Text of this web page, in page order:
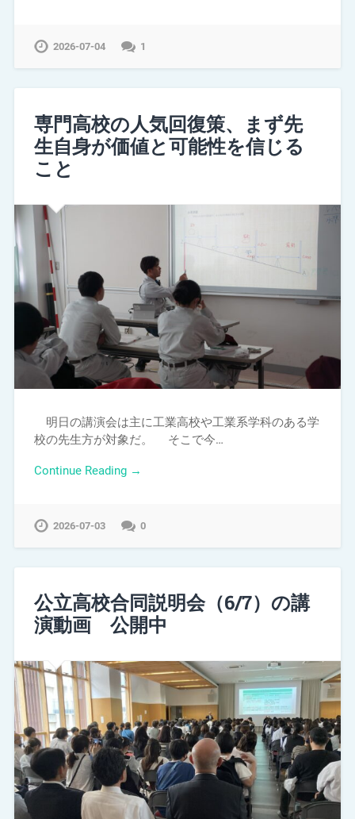
2026-07-04 1
専門高校の人気回復策、まず先
生自身が価値と可能性を信じる
こと
明日の講演会は主に工業高校や工業系学科のある学
校の先生方が対象だ。 そこで今…
Continue Reading →
2026-07-03 0
公立高校合同説明会（6/7）の講
演動画 公開中